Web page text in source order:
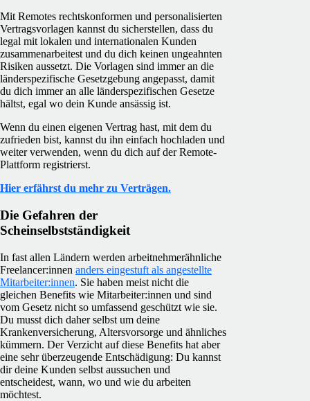
Mit Remotes rechtskonformen und personalisierten
Vertragsvorlagen kannst du sicherstellen, dass du
legal mit lokalen und internationalen Kunden
zusammenarbeitest und du dich keinen ungeahnten
Risiken aussetzt. Die Vorlagen sind immer an die
länderspezifische Gesetzgebung angepasst, damit
du dich immer an alle länderspezifischen Gesetze
hältst, egal wo dein Kunde ansässig ist.
Wenn du einen eigenen Vertrag hast, mit dem du
zufrieden bist, kannst du ihn einfach hochladen und
weiter verwenden, wenn du dich auf der Remote-
Plattform registrierst.
Hier erfährst du mehr zu Verträgen.
Die Gefahren der
Scheinselbstständigkeit
In fast allen Ländern werden arbeitnehmerähnliche
Freelancer:innen anders eingestuft als angestellte
Mitarbeiter:innen. Sie haben meist nicht die
gleichen Benefits wie Mitarbeiter:innen und sind
vom Gesetz nicht so umfassend geschützt wie sie.
Du musst dich daher selbst um deine
Krankenversicherung, Altersvorsorge und ähnliches
kümmern. Der Verzicht auf diese Benefits hat aber
eine sehr überzeugende Entschädigung: Du kannst
dir deine Kunden selbst aussuchen und
entscheidest, wann, wo und wie du arbeiten
möchtest.